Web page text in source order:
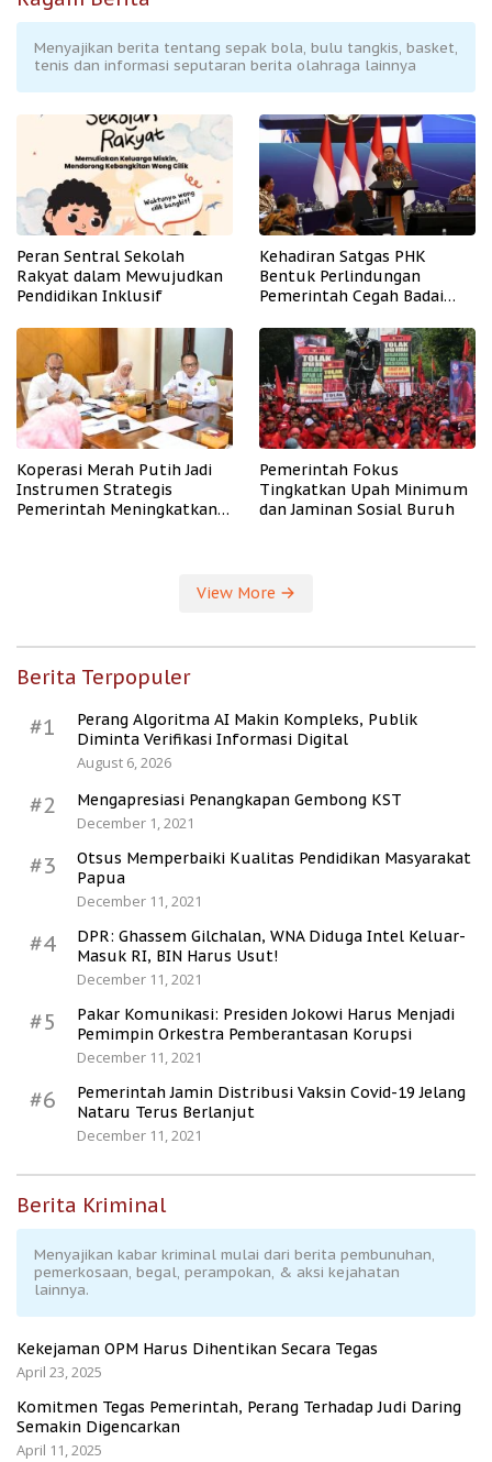
Menyajikan berita tentang sepak bola, bulu tangkis, basket,
tenis dan informasi seputaran berita olahraga lainnya
Peran Sentral Sekolah
Rakyat dalam Mewujudkan
Pendidikan Inklusif
Kehadiran Satgas PHK
Bentuk Perlindungan
Pemerintah Cegah Badai
Koperasi Merah Putih Jadi
Instrumen Strategis
Pemerintah Meningkatkan
Pemerintah Fokus
Tingkatkan Upah Minimum
dan Jaminan Sosial Buruh
View More
Berita Terpopuler
#1
Perang Algoritma AI Makin Kompleks, Publik
Diminta Verifikasi Informasi Digital
August 6, 2026
#2
Mengapresiasi Penangkapan Gembong KST
December 1, 2021
#3
Otsus Memperbaiki Kualitas Pendidikan Masyarakat
Papua
December 11, 2021
#4
DPR: Ghassem Gilchalan, WNA Diduga Intel Keluar-
Masuk RI, BIN Harus Usut!
December 11, 2021
#5
Pakar Komunikasi: Presiden Jokowi Harus Menjadi
Pemimpin Orkestra Pemberantasan Korupsi
December 11, 2021
#6
Pemerintah Jamin Distribusi Vaksin Covid-19 Jelang
Nataru Terus Berlanjut
December 11, 2021
Berita Kriminal
Menyajikan kabar kriminal mulai dari berita pembunuhan,
pemerkosaan, begal, perampokan, & aksi kejahatan
lainnya.
Kekejaman OPM Harus Dihentikan Secara Tegas
April 23, 2025
Komitmen Tegas Pemerintah, Perang Terhadap Judi Daring
Semakin Digencarkan
April 11, 2025